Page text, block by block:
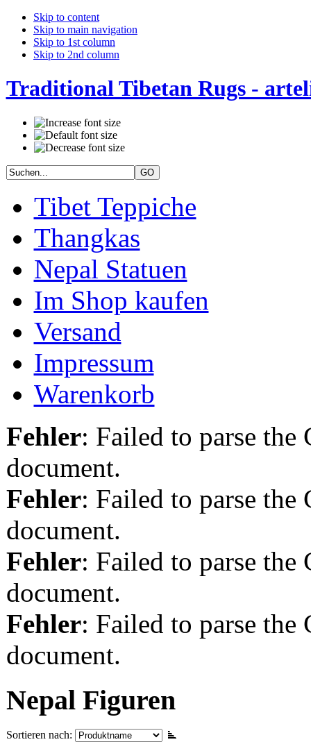
Skip to content
Skip to main navigation
Skip to 1st column
Skip to 2nd column
Traditional Tibetan Rugs -
Tibet Teppiche
Thangkas
Nepal Statuen
Im Shop kaufen
Versand
Impressum
Warenkorb
Fehler: Failed to parse
document.
Fehler: Failed to parse
document.
Fehler: Failed to parse
document.
Fehler: Failed to parse
document.
Nepal Figuren
Sortieren nach: